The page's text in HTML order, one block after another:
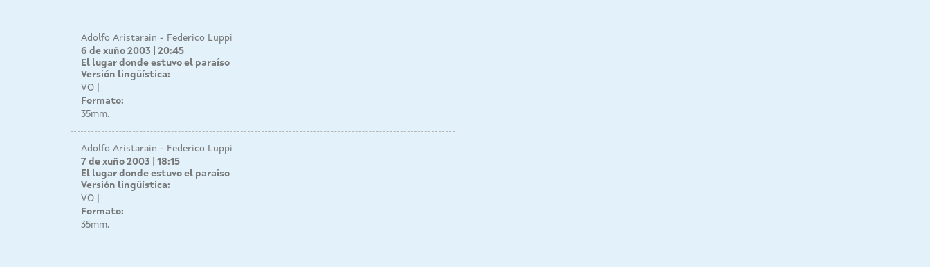
Adolfo Aristarain - Federico Luppi
6 de xuño 2003 | 20:45
El lugar donde estuvo el paraíso
Versión lingüística:
VO
Formato:
35mm.
Adolfo Aristarain - Federico Luppi
7 de xuño 2003 | 18:15
El lugar donde estuvo el paraíso
Versión lingüística:
VO
Formato:
35mm.